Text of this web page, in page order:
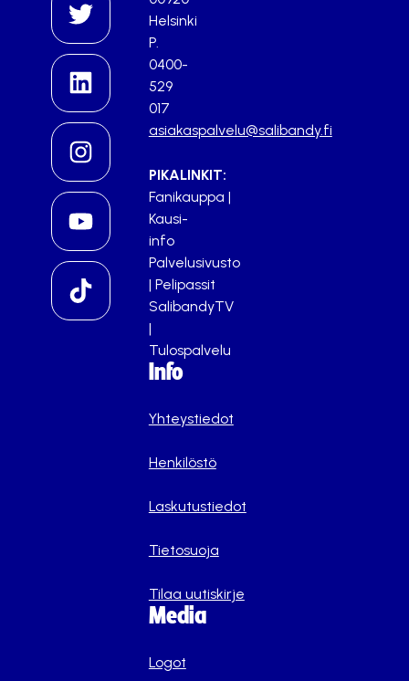
Helsinki
P.
0400-
529
017
asiakaspalvelu@salibandy.fi
PIKALINKIT:
Fanikauppa |
Kausi-
info
Palvelusivusto
| Pelipassit
SalibandyTV
|
Tulospalvelu
Info
Yhteystiedot
Henkilöstö
Laskutustiedot
Tietosuoja
Tilaa uutiskirje
Media
Logot